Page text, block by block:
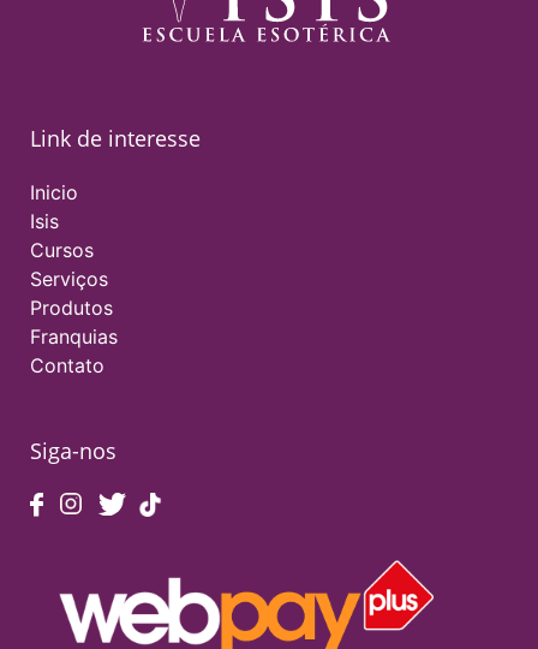
Link de interesse
Inicio
Isis
Cursos
Serviços
Produtos
Franquias
Contato
Siga-nos